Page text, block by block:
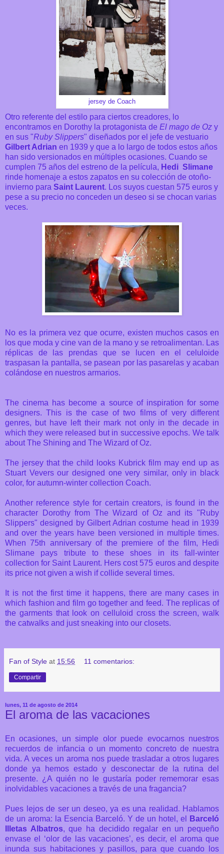
jersey de Coach
Otro referente del estilo para ciertos creadores, lo
encontramos en Dorothy la protagonista de El mago de Oz y
en sus "Ruby Slippers" diseñados por el jefe de vestuario
Gilbert Adrian en 1939 y que a lo largo de todos estos años
han sido versionados en múltiples ocasiones. Cuando se
cumplen 75 años del estreno de la película, Hedi Slimane
rinde homenaje a estos zapatos en su colección de otoño-
invierno para Saint Laurent. Los suyos cuestan 575 euros y
pese a su precio no conceden un deseo si se chocan varias
veces.
No es la primera vez que ocurre, existen muchos casos en
los que moda y cine van de la mano y se retroalimentan. Las
réplicas de las prendas que se lucen en el celuloide
traspasan la pantalla, se pasean por las pasarelas y acaban
colándose en nuestros armarios.
The cinema has become a source of inspiration for some
designers. This is the case of two films of very different
genres, but have left their mark not only in the decade in
which they were released but in successive epochs. We talk
about The Shining and The Wizard of Oz.
The jersey that the child looks Kubrick film may end up as
Stuart Vevers our designed one very similar, only in black
color, for autumn-winter collection Coach.
Another reference style for certain creators, is found in the
character Dorothy from The Wizard of Oz and its "Ruby
Slippers" designed by Gilbert Adrian costume head in 1939
and over the years have been versioned in multiple times.
When 75th anniversary of the premiere of the film, Hedi
Slimane pays tribute to these shoes in its fall-winter
collection for Saint Laurent. Hers cost 575 euros and despite
its price not given a wish if collide several times.
It is not the first time it happens, there are many cases in
which fashion and film go together and feed. The replicas of
the garments that look on celluloid cross the screen, walk
the catwalks and just sneaking into our closets.
Fan of Style at 15:56 11 comentarios:
Compartir
lunes, 11 de agosto de 2014
El aroma de las vacaciones
En ocasiones, un simple olor puede evocarnos nuestros
recuerdos de infancia o un momento concreto de nuestra
vida. A veces un aroma nos puede trasladar a otros lugares
donde ya hemos estado y desconectar de la rutina del
presente. ¿A quién no le gustaría poder rememorar esas
inolvidables vacaciones a través de una fragancia?
Pues lejos de ser un deseo, ya es una realidad. Hablamos
de un aroma: la Esencia Barceló. Y de un hotel, el
Barceló
Illetas Albatros, que ha decidido regalar en un pequeño
envase el ‘olor de las vacaciones’, es decir, el aroma que
inunda sus habitaciones y pasillos, para que cuando los